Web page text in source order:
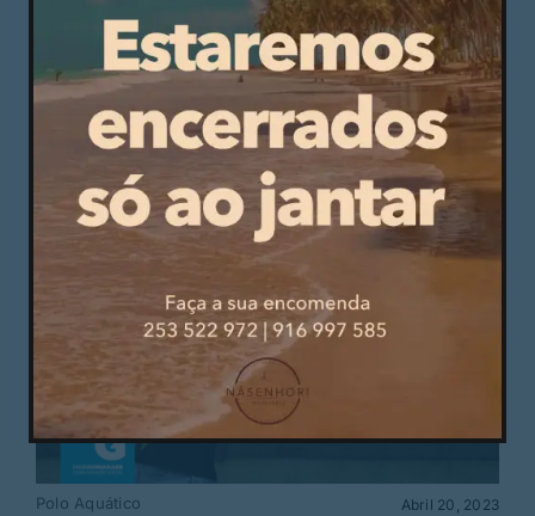
Polo Aquático Abril 22, 2023
Polo aquático vitoriano entra a vencer na final
Conquistadores justificaram o sucesso.
Polo Aquático Abril 20, 2023